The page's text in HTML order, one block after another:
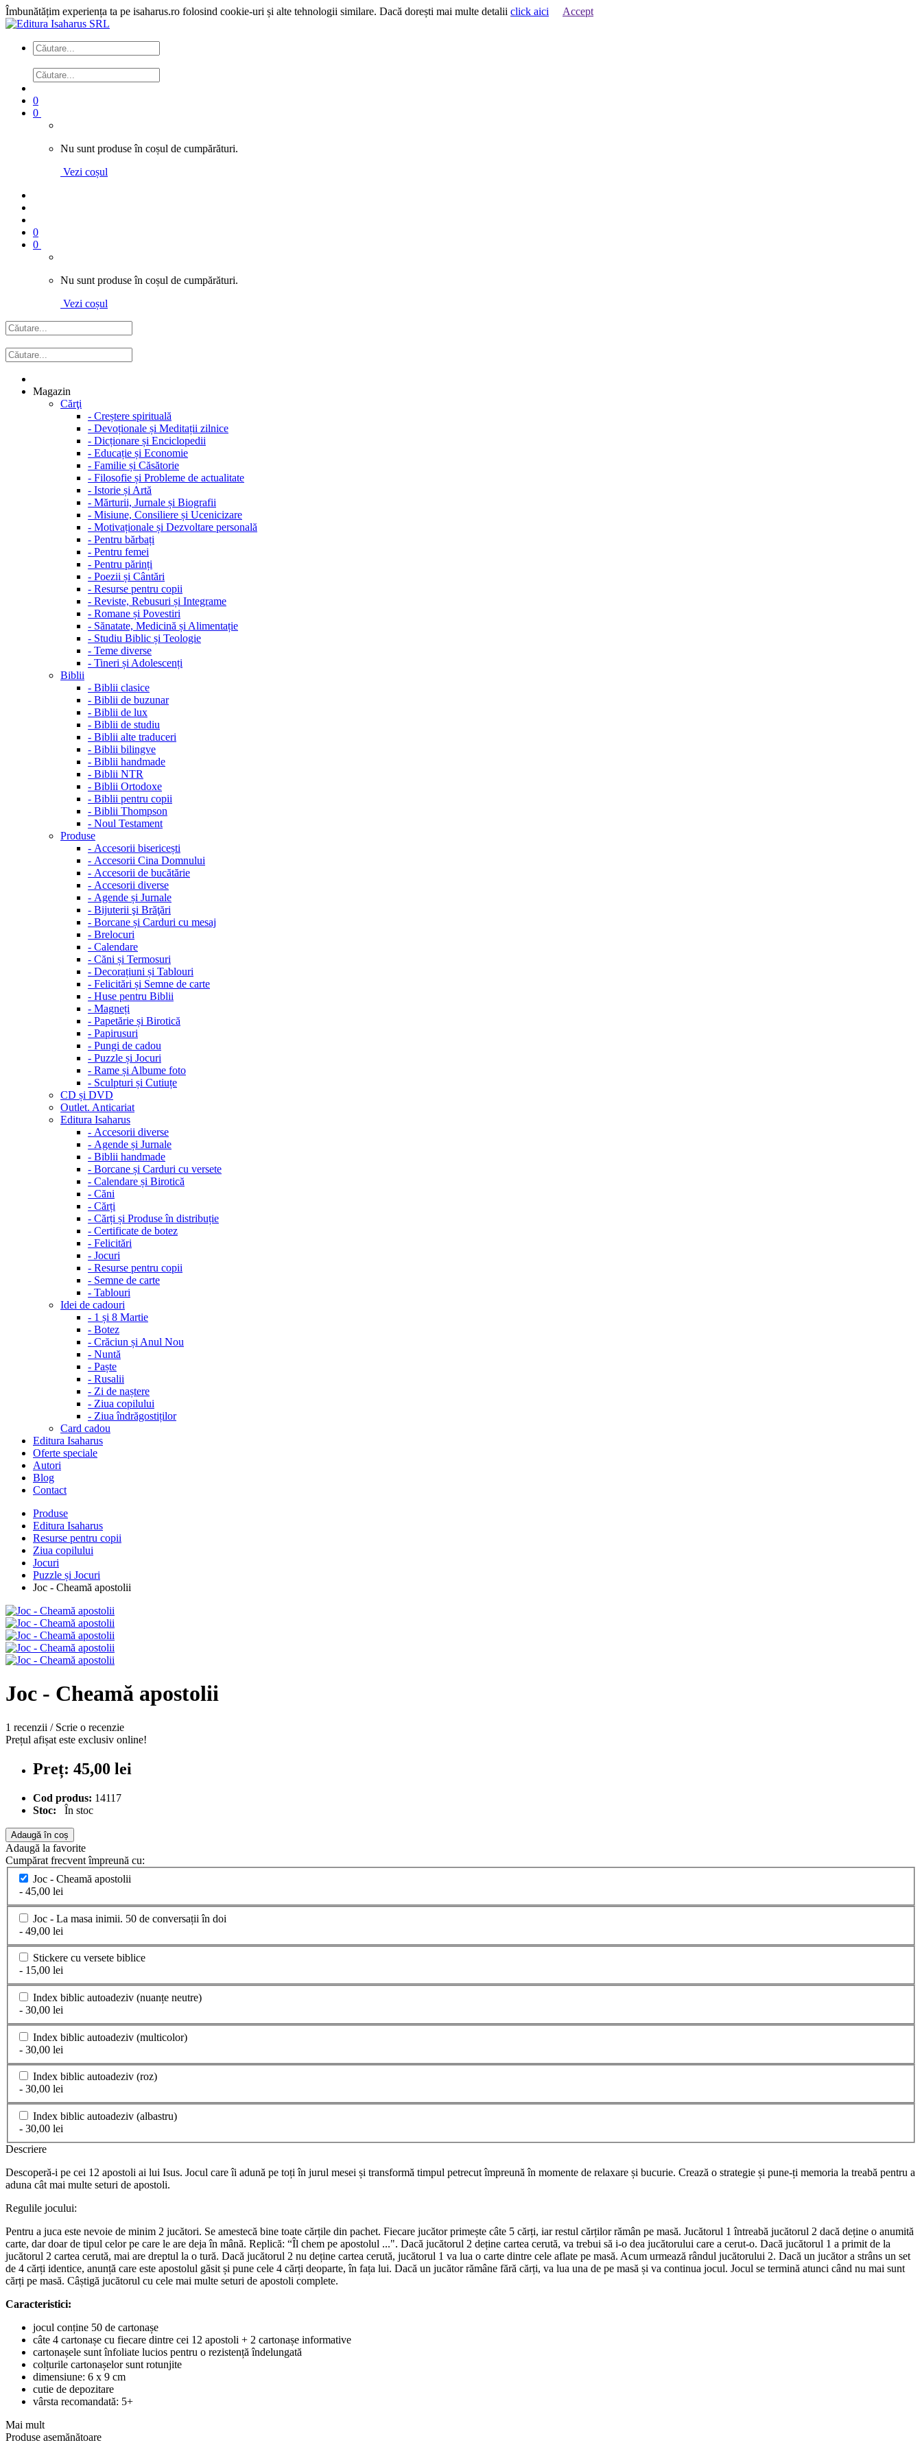
Îmbunătățim experiența ta pe isaharus.ro folosind cookie-uri și alte tehnologii similare. Dacă dorești mai multe detalii click aici Accept
0
0
Nu sunt produse în coșul de cumpărături.
Vezi coșul
0
0
Nu sunt produse în coșul de cumpărături.
Vezi coșul
Magazin
Cărţi
- Creștere spirituală
- Devoționale și Meditații zilnice
- Dicționare și Enciclopedii
- Educație și Economie
- Familie și Căsătorie
- Filosofie și Probleme de actualitate
- Istorie și Artă
- Mărturii, Jurnale și Biografii
- Misiune, Consiliere și Ucenicizare
- Motivaționale și Dezvoltare personală
- Pentru bărbați
- Pentru femei
- Pentru părinți
- Poezii și Cântări
- Resurse pentru copii
- Reviste, Rebusuri și Integrame
- Romane și Povestiri
- Sănatate, Medicină și Alimentație
- Studiu Biblic și Teologie
- Teme diverse
- Tineri și Adolescenți
Biblii
- Biblii clasice
- Biblii de buzunar
- Biblii de lux
- Biblii de studiu
- Biblii alte traduceri
- Biblii bilingve
- Biblii handmade
- Biblii NTR
- Biblii Ortodoxe
- Biblii pentru copii
- Biblii Thompson
- Noul Testament
Produse
- Accesorii bisericești
- Accesorii Cina Domnului
- Accesorii de bucătărie
- Accesorii diverse
- Agende și Jurnale
- Bijuterii şi Brăţări
- Borcane și Carduri cu mesaj
- Brelocuri
- Calendare
- Căni și Termosuri
- Decorațiuni și Tablouri
- Felicitări și Semne de carte
- Huse pentru Biblii
- Magneți
- Papetărie și Birotică
- Papirusuri
- Pungi de cadou
- Puzzle și Jocuri
- Rame și Albume foto
- Sculpturi și Cutiuțe
CD și DVD
Outlet. Anticariat
Editura Isaharus
- Accesorii diverse
- Agende și Jurnale
- Biblii handmade
- Borcane și Carduri cu versete
- Calendare și Birotică
- Căni
- Cărți
- Cărți și Produse în distribuție
- Certificate de botez
- Felicitări
- Jocuri
- Resurse pentru copii
- Semne de carte
- Tablouri
Idei de cadouri
- 1 și 8 Martie
- Botez
- Crăciun și Anul Nou
- Nuntă
- Paște
- Rusalii
- Zi de naștere
- Ziua copilului
- Ziua îndrăgostiților
Card cadou
Editura Isaharus
Oferte speciale
Autori
Blog
Contact
Produse
Editura Isaharus
Resurse pentru copii
Ziua copilului
Jocuri
Puzzle și Jocuri
Joc - Cheamă apostolii
Joc - Cheamă apostolii
1 recenzii / Scrie o recenzie
Prețul afișat este exclusiv online!
Preț: 45,00 lei
Cod produs: 14117
Stoc:
În stoc
Adaugă în coș
Adaugă la favorite
Cumpărat frecvent împreună cu:
Joc - Cheamă apostolii
- 45,00 lei
Joc - La masa inimii. 50 de conversații în doi
- 49,00 lei
Stickere cu versete biblice
- 15,00 lei
Index biblic autoadeziv (nuanțe neutre)
- 30,00 lei
Index biblic autoadeziv (multicolor)
- 30,00 lei
Index biblic autoadeziv (roz)
- 30,00 lei
Index biblic autoadeziv (albastru)
- 30,00 lei
Descriere
Descoperă-i pe cei 12 apostoli ai lui Isus. Jocul care îi adună pe toți în jurul mesei și transformă timpul petrecut împreună în momente de relaxare și bucurie. Crează o strategie și pune-ți memoria la treabă pentru a
aduna cât mai multe seturi de apostoli.
Regulile jocului:
Pentru a juca este nevoie de minim 2 jucători. Se amestecă bine toate cărțile din pachet. Fiecare jucător primește câte 5 cărți, iar restul cărților rămân pe masă. Jucătorul 1 întreabă jucătorul 2 dacă deține o anumită
carte, dar doar de tipul celor pe care le are deja în mână. Replică: “Îl chem pe apostolul ...". Dacă jucătorul 2 deține cartea cerută, va trebui să i-o dea jucătorului care a cerut-o. Dacă jucătorul 1 a primit de la
jucătorul 2 cartea cerută, mai are dreptul la o tură. Dacă jucătorul 2 nu deține cartea cerută, jucătorul 1 va lua o carte dintre cele aflate pe masă. Acum urmează rândul jucătorului 2. Dacă un jucător a strâns un set
de 4 cărți identice, anunță care este apostolul găsit și pune cele 4 cărți deoparte, în fața lui. Dacă un jucător rămâne fără cărți, va lua una de pe masă și va continua jocul. Jocul se termină atunci când nu mai sunt
cărți pe masă. Câștigă jucătorul cu cele mai multe seturi de apostoli complete.
Caracteristici:
jocul conține 50 de cartonașe
câte 4 cartonașe cu fiecare dintre cei 12 apostoli + 2 cartonașe informative
cartonașele sunt înfoliate lucios pentru o rezistență îndelungată
colțurile cartonașelor sunt rotunjite
dimensiune: 6 x 9 cm
cutie de depozitare
vârsta recomandată: 5+
Mai mult
Produse asemănătoare